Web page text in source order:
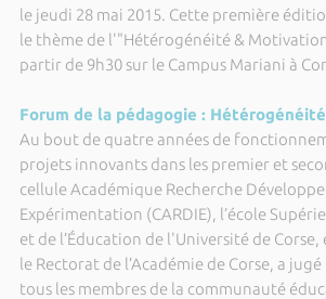
le jeudi 28 mai 2015. Cette première
le thème de l'"Hétérogénéité &
partir de 9h30 sur le Campus Mariani à
Forum de la pédagogie :
Au bout de quatre années de
projets innovants dans les premier et
cellule Académique Recherche
Expérimentation (CARDIE), l’école
et de l’Éducation de l'Université de
le Rectorat de l’Académie de Corse, a
tous les membres de la communauté